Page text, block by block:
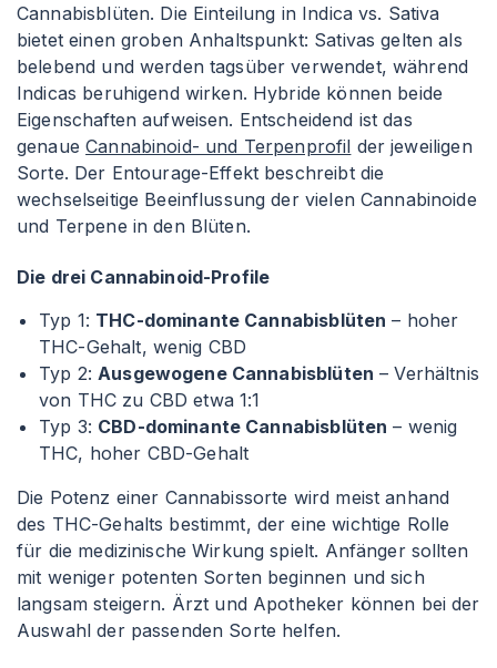
Cannabisblüten. Die Einteilung in Indica vs. Sativa
bietet einen groben Anhaltspunkt: Sativas gelten als
belebend und werden tagsüber verwendet, während
Indicas beruhigend wirken. Hybride können beide
Eigenschaften aufweisen. Entscheidend ist das
genaueCannabinoid- und Terpenprofil der jeweiligen
Sorte. Der Entourage-Effekt beschreibt die
wechselseitige Beeinflussung der vielen Cannabinoide
und Terpene in den Blüten.
Die drei Cannabinoid-Profile
Typ 1: THC-dominante Cannabisblüten – hoher
THC-Gehalt, wenig CBD
Typ 2:Ausgewogene Cannabisblüten – Verhältnis
von THC zu CBD etwa 1:1
Typ 3: CBD-dominante Cannabisblüten – wenig
THC, hoher CBD-Gehalt
Die Potenz einer Cannabissorte wird meist anhand
des THC-Gehalts bestimmt, der eine wichtige Rolle
für die medizinische Wirkung spielt. Anfänger sollten
mit weniger potenten Sorten beginnen und sich
langsam steigern. Ärzt und Apotheker können bei der
Auswahl der passenden Sorte helfen.